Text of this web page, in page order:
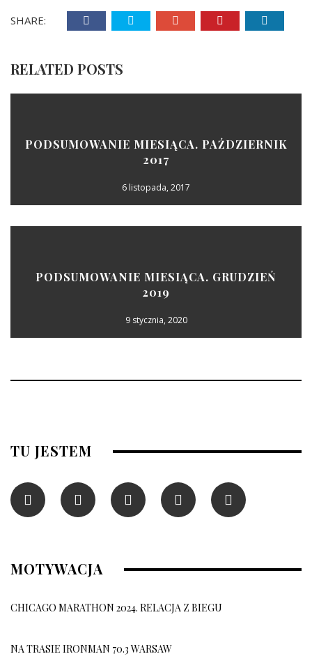
SHARE:
RELATED POSTS
PODSUMOWANIE MIESIĄCA. PAŹDZIERNIK
2017
6 listopada, 2017
PODSUMOWANIE MIESIĄCA. GRUDZIEŃ
2019
9 stycznia, 2020
TU JESTEM
MOTYWACJA
CHICAGO MARATHON 2024. RELACJA Z BIEGU
NA TRASIE IRONMAN 70.3 WARSAW